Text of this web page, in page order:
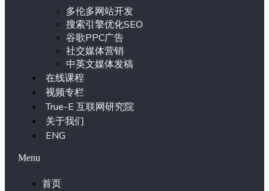
多伦多网站开发
搜索引擎优化SEO
谷歌PPC广告
社交媒体营销
中英文媒体发稿
在线课程
视频专栏
True-E 互联网研究院
关于我们
ENG
Menu
首页